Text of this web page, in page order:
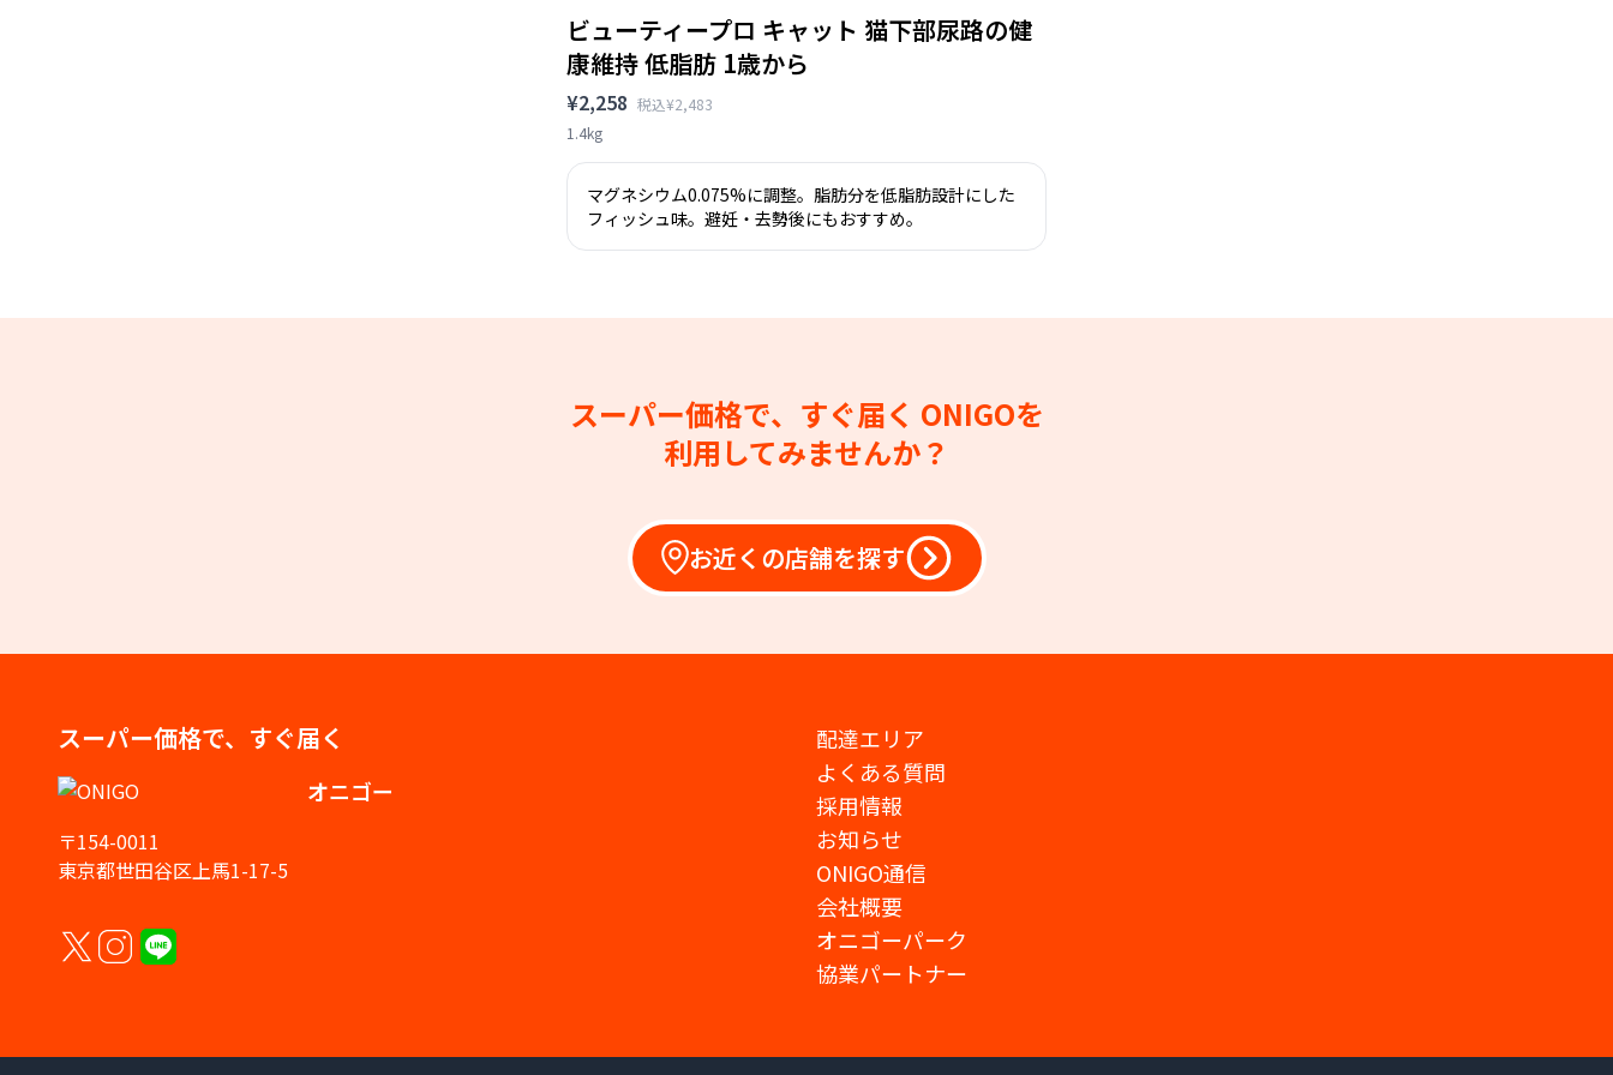
ビューティープロ キャット 猫下部尿路の健
康維持 低脂肪 1歳から
¥2,258 税込¥2,483
1.4kg
マグネシウム0.075%に調整。脂肪分を低脂肪設計にした
フィッシュ味。避妊・去勢後にもおすすめ。
スーパー価格で、すぐ届く ONIGOを
利用してみませんか？
お近くの店舗を探す
スーパー価格で、すぐ届く
オニゴー
〒154-0011
東京都世田谷区上馬1-17-5
配達エリア
よくある質問
採用情報
お知らせ
ONIGO通信
会社概要
オニゴーパーク
協業パートナー